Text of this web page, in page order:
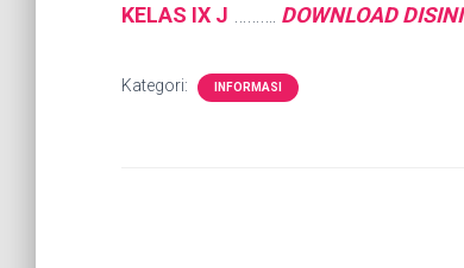
KELAS IX J
DOWNLOAD DISINI
Kategori: INFORMASI